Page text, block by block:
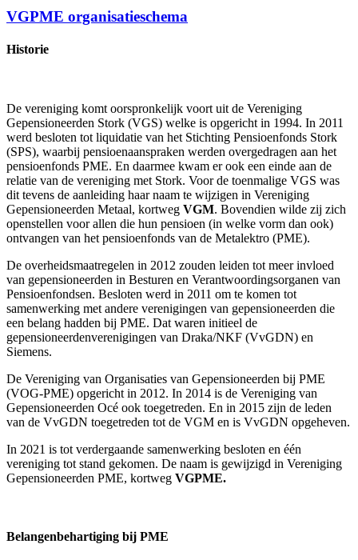
VGPME organisatieschema
Historie
De vereniging komt oorspronkelijk voort uit de Vereniging
Gepensioneerden Stork (VGS) welke is opgericht in 1994. In 2011
werd besloten tot liquidatie van het Stichting Pensioenfonds Stork
(SPS), waarbij pensioenaanspraken werden overgedragen aan het
pensioenfonds PME. En daarmee kwam er ook een einde aan de
relatie van de vereniging met Stork. Voor de toenmalige VGS was
dit tevens de aanleiding haar naam te wijzigen in Vereniging
Gepensioneerden Metaal, kortweg VGM. Bovendien wilde zij zich
openstellen voor allen die hun pensioen (in welke vorm dan ook)
ontvangen van het pensioenfonds van de Metalektro (PME).
De overheidsmaatregelen in 2012 zouden leiden tot meer invloed
van gepensioneerden in Besturen en Verantwoordingsorganen van
Pensioenfondsen. Besloten werd in 2011 om te komen tot
samenwerking met andere verenigingen van gepensioneerden die
een belang hadden bij PME. Dat waren initieel de
gepensioneerdenverenigingen van Draka/NKF (VvGDN) en
Siemens.
De Vereniging van Organisaties van Gepensioneerden bij PME
(VOG-PME) opgericht in 2012. In 2014 is de Vereniging van
Gepensioneerden Océ ook toegetreden. En in 2015 zijn de leden
van de VvGDN toegetreden tot de VGM en is VvGDN opgeheven.
In 2021 is tot verdergaande samenwerking besloten en één
vereniging tot stand gekomen. De naam is gewijzigd in Vereniging
Gepensioneerden PME, kortweg VGPME.
Belangenbehartiging bij PME